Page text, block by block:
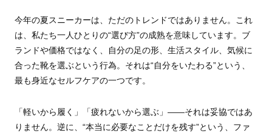
今年の夏スニーカーは、ただのトレンドではありません。これ
は、私たち一人ひとりの“選び方”の成熟を意味しています。ブ
ランドや価格ではなく、自分の足の形、生活スタイル、気候に
合った靴を選ぶという行為。それは“自分をいたわる”という、
最も身近なセルフケアの一つです。
「軽いから履く」「疲れないから選ぶ」——それは妥協ではあ
りません。逆に、“本当に必要なことだけを残す”という、ファ